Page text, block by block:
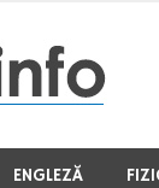
ENGLEZĂ